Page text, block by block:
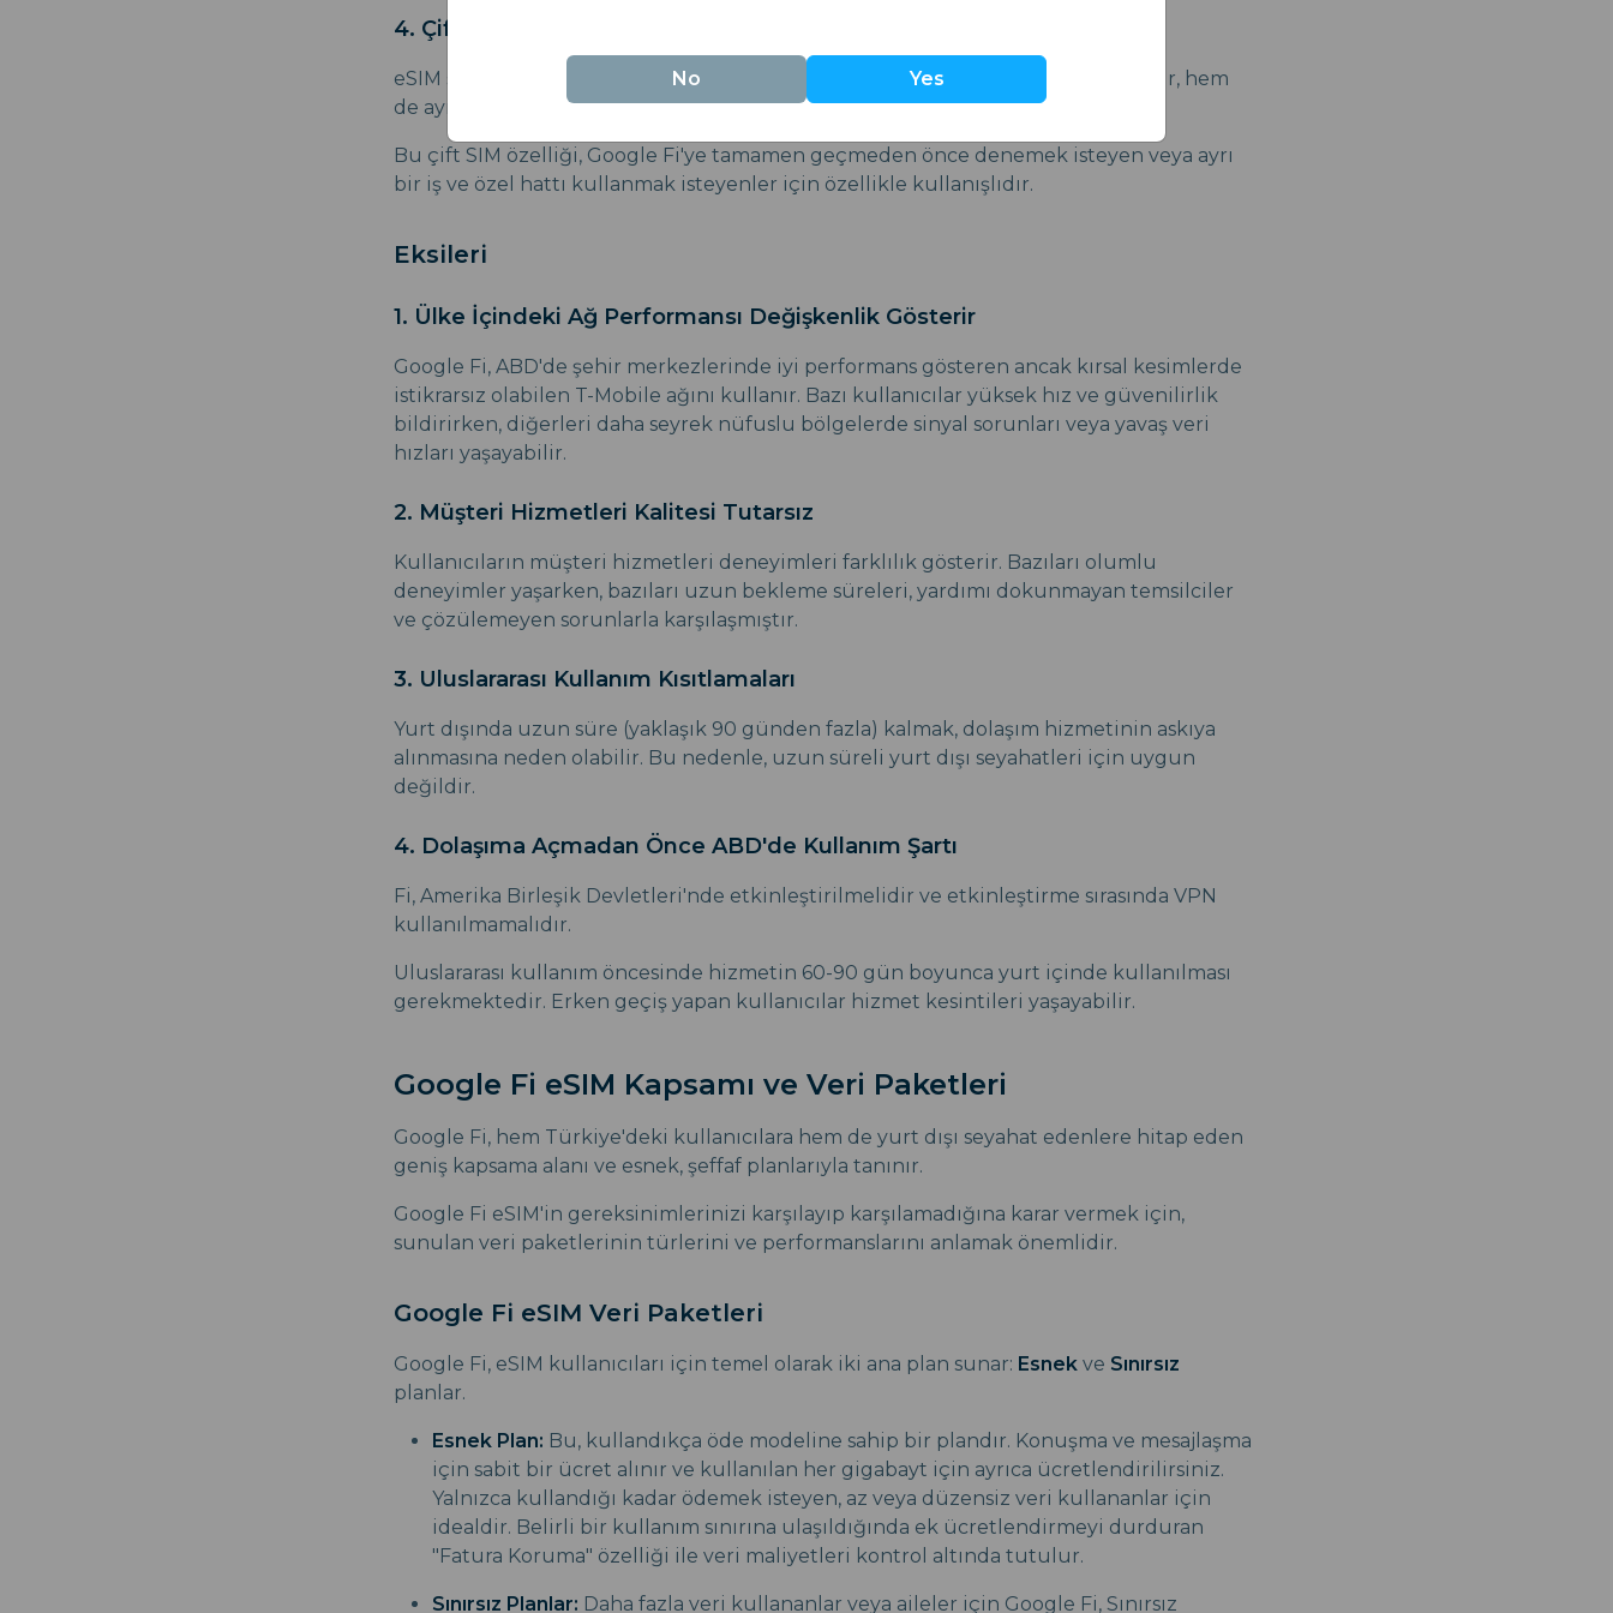
4. Çift SIM Özelliği
eSIM sayesinde, müşteriler hem kendi operatörlerini kullanmaya devam edebilir, hem
de aynı telefonda Google Fi'den yararlanabilirler.
Bu çift SIM özelliği, Google Fi'ye tamamen geçmeden önce denemek isteyen veya ayrı
bir iş ve özel hattı kullanmak isteyenler için özellikle kullanışlıdır.
Eksileri
1. Ülke İçindeki Ağ Performansı Değişkenlik Gösterir
Google Fi, ABD'de şehir merkezlerinde iyi performans gösteren ancak kırsal kesimlerde
istikrarsız olabilen T-Mobile ağını kullanır. Bazı kullanıcılar yüksek hız ve güvenilirlik
bildirirken, diğerleri daha seyrek nüfuslu bölgelerde sinyal sorunları veya yavaş veri
hızları yaşayabilir.
2. Müşteri Hizmetleri Kalitesi Tutarsız
Kullanıcıların müşteri hizmetleri deneyimleri farklılık gösterir. Bazıları olumlu
deneyimler yaşarken, bazıları uzun bekleme süreleri, yardımı dokunmayan temsilciler
ve çözülemeyen sorunlarla karşılaşmıştır.
3. Uluslararası Kullanım Kısıtlamaları
Yurt dışında uzun süre (yaklaşık 90 günden fazla) kalmak, dolaşım hizmetinin askıya
alınmasına neden olabilir. Bu nedenle, uzun süreli yurt dışı seyahatleri için uygun
değildir.
4. Dolaşıma Açmadan Önce ABD'de Kullanım Şartı
Fi, Amerika Birleşik Devletleri'nde etkinleştirilmelidir ve etkinleştirme sırasında VPN
kullanılmamalıdır.
Uluslararası kullanım öncesinde hizmetin 60-90 gün boyunca yurt içinde kullanılması
gerekmektedir. Erken geçiş yapan kullanıcılar hizmet kesintileri yaşayabilir.
Google Fi eSIM Kapsamı ve Veri Paketleri
Google Fi, hem Türkiye'deki kullanıcılara hem de yurt dışı seyahat edenlere hitap eden
geniş kapsama alanı ve esnek, şeffaf planlarıyla tanınır.
Google Fi eSIM'in gereksinimlerinizi karşılayıp karşılamadığına karar vermek için,
sunulan veri paketlerinin türlerini ve performanslarını anlamak önemlidir.
Google Fi eSIM Veri Paketleri
Google Fi, eSIM kullanıcıları için temel olarak iki ana plan sunar: Esnek ve Sınırsız
planlar.
Esnek Plan: Bu, kullandıkça öde modeline sahip bir plandır. Konuşma ve mesajlaşma
için sabit bir ücret alınır ve kullanılan her gigabayt için ayrıca ücretlendirilirsiniz.
Yalnızca kullandığı kadar ödemek isteyen, az veya düzensiz veri kullananlar için
idealdir. Belirli bir kullanım sınırına ulaşıldığında ek ücretlendirmeyi durduran
"Fatura Koruma" özelliği ile veri maliyetleri kontrol altında tutulur.
Sınırsız Planlar: Daha fazla veri kullananlar veya aileler için Google Fi, Sınırsız
No Yes